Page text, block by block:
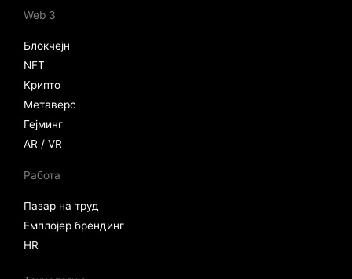
Web 3
Блокчејн
NFT
Крипто
Метаверс
Гејминг
AR / VR
Работа
Пазар на труд
Емплојер брендинг
HR